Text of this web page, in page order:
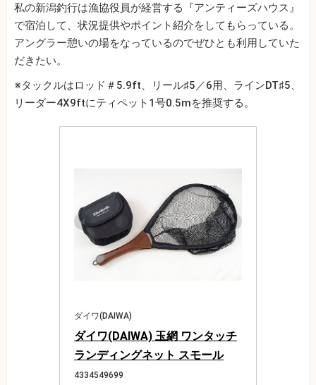
私の新潟釣行は漁協役員が経営する『アンティーズハウス』
で宿泊して、状況提供やポイント紹介をしてもらっている。
アングラー憩いの場をなっているのでぜひとも利用していた
だきたい。
※タックルはロッド＃5.9ft、リール♯5／6用、ラインDT♯5、
リーダー4X9ftにティペット1号0.5mを推奨する。
ダイワ(DAIWA)
ダイワ(DAIWA) 玉網 ワンタッチ
ランディングネット スモール
4334549699